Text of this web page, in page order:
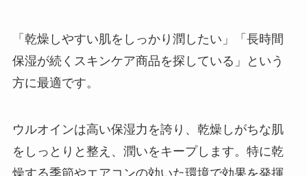
「乾燥しやすい肌をしっかり潤したい」「長時間
保湿が続くスキンケア商品を探している」という
方に最適です。
ウルオインは高い保湿力を誇り、乾燥しがちな肌
をしっとりと整え、潤いをキープします。特に乾